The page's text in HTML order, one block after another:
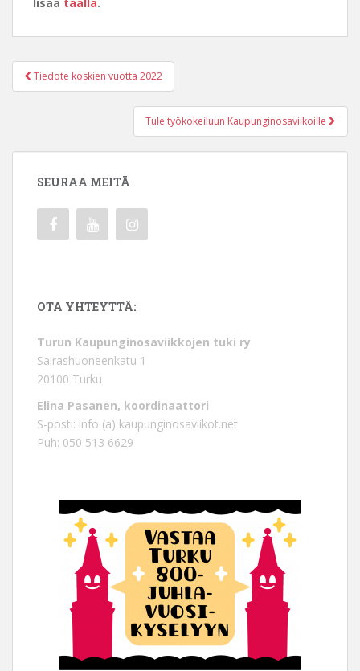
Post
navigation
Tiedote koskien vuotta 2022
Tule työkokeiluun Kaupunginosaviikoille
SEURAA MEITÄ
OTA YHTEYTTÄ:
Turun Kaupunginosaviikkojen tuki ry
Sairashuoneenkatu 1
20100 Turku
Elina Pasanen, koordinaattori
S-posti: info (a) kaupunginosaviikot.net
Puh: 050 513 6629